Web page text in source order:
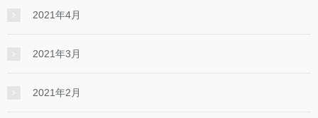
2021年4月
2021年3月
2021年2月